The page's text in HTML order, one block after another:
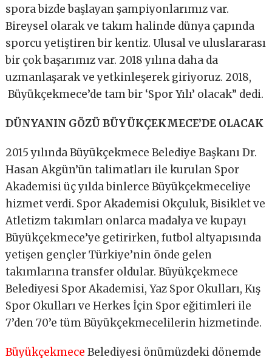
spora bizde başlayan şampiyonlarımız var.
Bireysel olarak ve takım halinde dünya çapında
sporcu yetiştiren bir kentiz. Ulusal ve uluslararası
bir çok başarımız var. 2018 yılına daha da
uzmanlaşarak ve yetkinleşerek giriyoruz. 2018,
Büyükçekmece’de tam bir ‘Spor Yılı’ olacak” dedi.
DÜNYANIN GÖZÜ BÜYÜKÇEKMECE’DE OLACAK
2015 yılında Büyükçekmece Belediye Başkanı Dr.
Hasan Akgün’ün talimatları ile kurulan Spor
Akademisi üç yılda binlerce Büyükçekmeceliye
hizmet verdi. Spor Akademisi Okçuluk, Bisiklet ve
Atletizm takımları onlarca madalya ve kupayı
Büyükçekmece’ye getirirken, futbol altyapısında
yetişen gençler Türkiye’nin önde gelen
takımlarına transfer oldular. Büyükçekmece
Belediyesi Spor Akademisi, Yaz Spor Okulları, Kış
Spor Okulları ve Herkes İçin Spor eğitimleri ile
7’den 70’e tüm Büyükçekmecelilerin hizmetinde.
Büyükçekmece Belediyesi önümüzdeki dönemde